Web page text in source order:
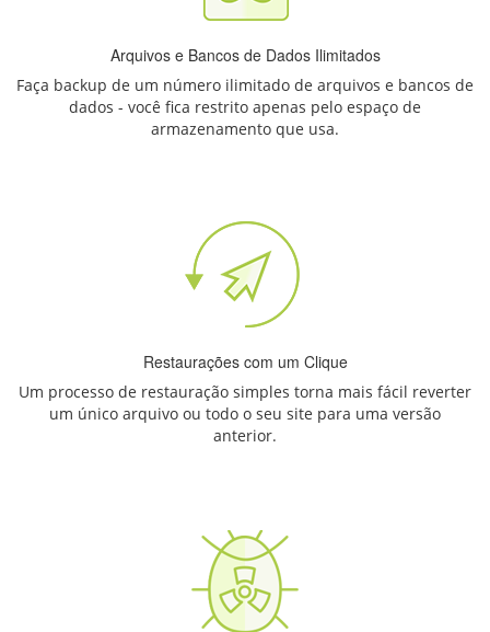
Arquivos e Bancos de Dados Ilimitados
Faça backup de um número ilimitado de arquivos e bancos de
dados - você fica restrito apenas pelo espaço de
armazenamento que usa.
Restaurações com um Clique
Um processo de restauração simples torna mais fácil reverter
um único arquivo ou todo o seu site para uma versão
anterior.